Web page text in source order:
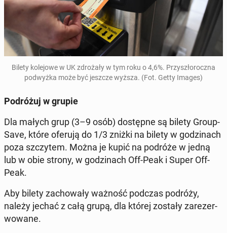
Bilety kole­jowe w UK zdrożały w tym roku o 4,6%. Przyszłorocz­na
pod­wyż­ka może być jeszcze wyższa. (Fot. Getty Images)
Po­dróżuj w grupie
Dla małych grup (3–9 osób) dostęp­ne są bilety Group­
Save, które oferują do 1/3 zniżki na bilety w godz­i­nach
poza szczytem. Można je kupić na podróże w jedną
lub w obie strony, w godz­i­nach Off-Peak i Super Off-
Peak.
Aby bilety za­chowały ważność podczas podróży,
należy jechać z całą grupą, dla której zostały zarez­er­
wowane.